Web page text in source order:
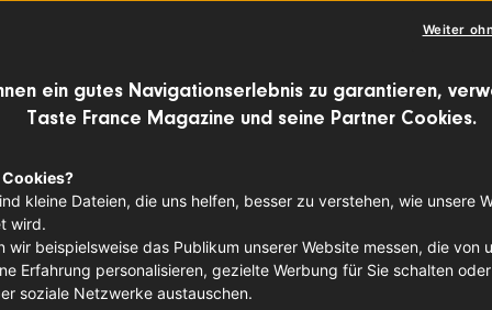
von seinem Lokalkolorit, das einst
heute Touristen aus aller Welt
Landschaften und die pittoresken
verloren. Frischer Wind in
Bistro-Kultur, die mit regionalen
ein gutes Navigationserlebnis zu garantieren,
Taste France Magazine und seine Partner Cookies.
kleine Dateien, die uns helfen, besser zu verstehen, wie unsere
wird.
wir beispielsweise das Publikum unserer Website messen, die von
Erfahrung personalisieren, gezielte Werbung für Sie schalten
soziale Netzwerke austauschen.
Weiter